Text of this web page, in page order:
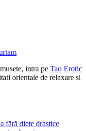
intra pe Tao Erotic
orientale de relaxare si
fără diete drastice